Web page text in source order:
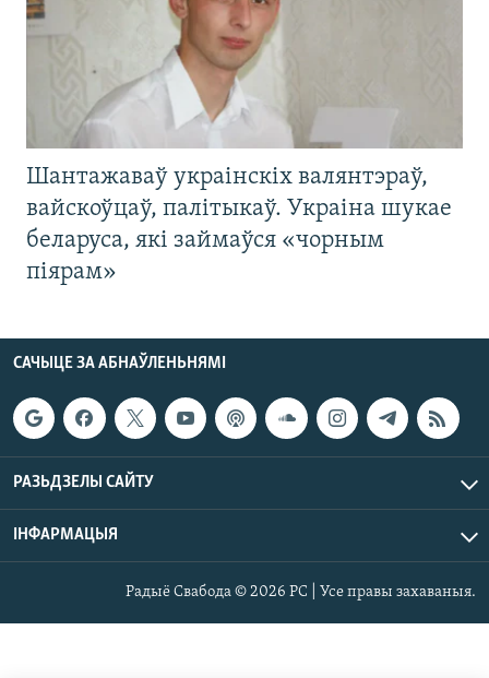
Шантажаваў украінскіх валянтэраў,
вайскоўцаў, палітыкаў. Украіна шукае
беларуса, які займаўся «чорным
піярам»
САЧЫЦЕ ЗА АБНАЎЛЕНЬНЯМІ
РАЗЬДЗЕЛЫ САЙТУ
ІНФАРМАЦЫЯ
Радыё Свабода © 2026 РС | Усе правы захаваныя.